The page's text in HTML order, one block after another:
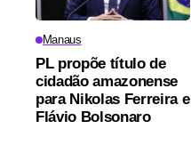
Manaus
PL propõe título de
cidadão amazonense
para Nikolas Ferreira e
Flávio Bolsonaro